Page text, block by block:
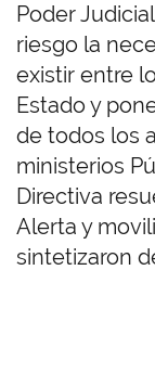
Poder
riesgo la
existir entre
Estado y
de todos los
ministerios
Directiva
Alerta y
sintetizaron